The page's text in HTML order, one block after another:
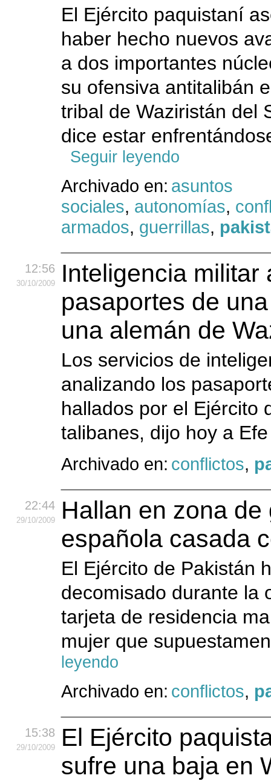
El Ejército paquistaní
haber hecho nuevos
a dos importantes
su ofensiva antitalibán
tribal de Waziristán del
dice estar
Seguir leyendo
Archivado en: asuntos
sociales, autonomías,
armados, guerrillas,
12:56
30/10/2009
Inteligencia militar
pasaportes de
una alemán de
Los servicios de
analizando los
hallados por el Ejército
talibanes, dijo hoy a
Archivado en: conflictos,
22:44
29/10/2009
Hallan en zona
española casada
El Ejército de Pakistán
decomisado durante la
tarjeta de residencia
mujer que
leyendo
Archivado en: conflictos,
15:38
29/10/2009
El Ejército
sufre una baja en